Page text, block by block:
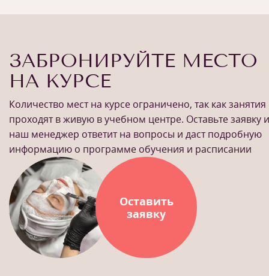
ЗАБРОНИРУЙТЕ МЕСТО
НА КУРСЕ
Количество мест на курсе ограничено, так как занятия
проходят в живую в учебном центре. Оставьте заявку и
наш менеджер ответит на вопросы и даст подробную
информацию о программе обучения и расписании
Оставить
заявку